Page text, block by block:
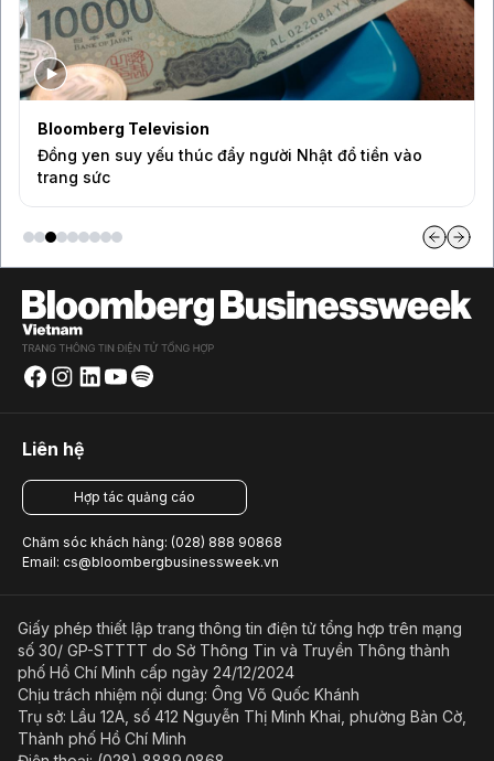
Bloomberg Television
Đồng yen suy yếu thúc đẩy người Nhật đổ tiền vào
trang sức
Liên hệ
Hợp tác quảng cáo
Chăm sóc khách hàng: (028) 888 90868
Email: cs@bloombergbusinessweek.vn
Giấy phép thiết lập trang thông tin điện tử tổng hợp trên mạng
số 30/ GP-STTTT do Sở Thông Tin và Truyền Thông thành
phố Hồ Chí Minh cấp ngày 24/12/2024
Chịu trách nhiệm nội dung: Ông Võ Quốc Khánh
Trụ sở: Lầu 12A, số 412 Nguyễn Thị Minh Khai, phường Bàn Cờ,
Thành phố Hồ Chí Minh